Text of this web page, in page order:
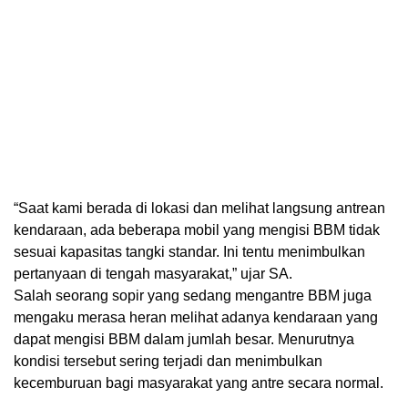
“Saat kami berada di lokasi dan melihat langsung antrean
kendaraan, ada beberapa mobil yang mengisi BBM tidak
sesuai kapasitas tangki standar. Ini tentu menimbulkan
pertanyaan di tengah masyarakat,” ujar SA.
Salah seorang sopir yang sedang mengantre BBM juga
mengaku merasa heran melihat adanya kendaraan yang
dapat mengisi BBM dalam jumlah besar. Menurutnya
kondisi tersebut sering terjadi dan menimbulkan
kecemburuan bagi masyarakat yang antre secara normal.